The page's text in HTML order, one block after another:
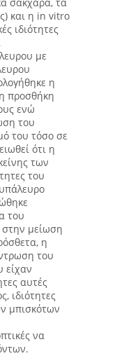
και η in vitro
ιδιότητες
με
η
προσθήκη
ενώ
του
του τόσο σε
ότι η
των
του
του
μείωση
η
του
είχαν
αυτές
ιδιότητες
μπισκότων
να